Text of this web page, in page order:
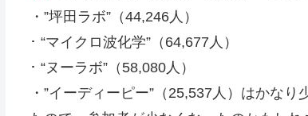
・”坪田ラボ”（44,246人）
･ “マイクロ波化学”（64,677人）
･ “ヌーラボ”（58,080人）
・”イーディーピー”（25,537人）はかな